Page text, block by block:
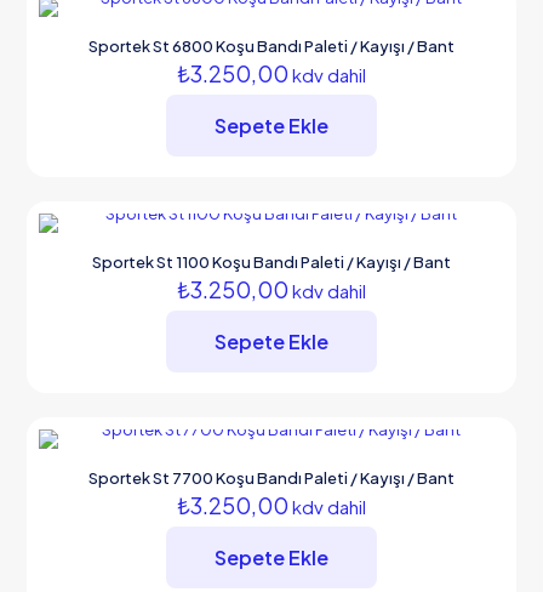
Sportek St 6800 Koşu Bandı Paleti / Kayışı / Bant
₺3.250,00 kdv dahil
Sepete Ekle
Sportek St 1100 Koşu Bandı Paleti / Kayışı / Bant
₺3.250,00 kdv dahil
Sepete Ekle
Sportek St 7700 Koşu Bandı Paleti / Kayışı / Bant
₺3.250,00 kdv dahil
Sepete Ekle